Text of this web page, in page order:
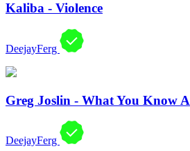
Kaliba - Violence
DeejayFerg
Greg Joslin - What You Know
DeejayFerg